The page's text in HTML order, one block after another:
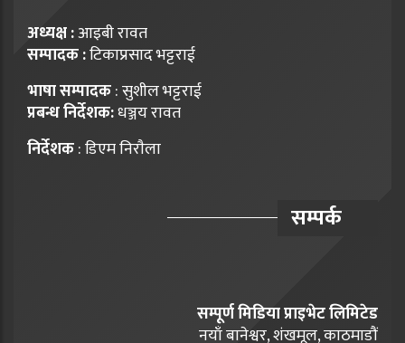
अध्यक्ष :आइबी रावत
सम्पादक :टिकाप्रसाद भट्टराई
भाषा सम्पादक: सुशील भट्टराई
प्रबन्ध निर्देशक:धञ्जय रावत
निर्देशक: डिएम निराैला
सम्पर्क
सम्पूर्ण मिडिया प्राइभेट लिमिटेड
नयाँ बानेश्वर, शंखमूल, काठमाडौं